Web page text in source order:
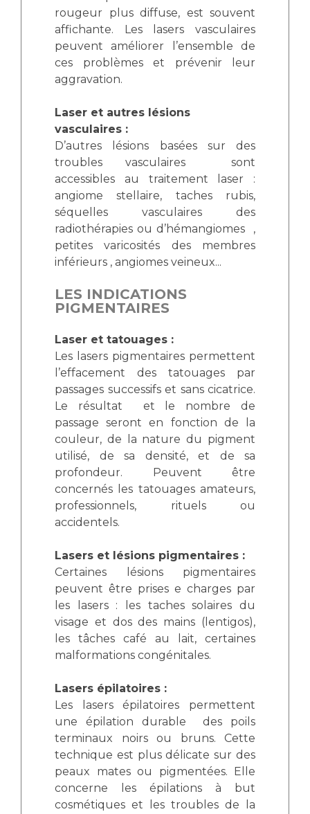
rougeur plus diffuse, est souvent
affichante. Les lasers vasculaires
peuvent améliorer l’ensemble de
ces problèmes et prévenir leur
aggravation.
Laser et autres lésions
vasculaires :
D’autres lésions basées sur des
troubles vasculaires sont
accessibles au traitement laser :
angiome stellaire, taches rubis,
séquelles vasculaires des
radiothérapies ou d’hémangiomes ,
petites varicosités des membres
inférieurs , angiomes veineux...
LES INDICATIONS
PIGMENTAIRES
Laser et tatouages :
Les lasers pigmentaires permettent
l’effacement des tatouages par
passages successifs et sans cicatrice.
Le résultat et le nombre de
passage seront en fonction de la
couleur, de la nature du pigment
utilisé, de sa densité, et de sa
profondeur. Peuvent être
concernés les tatouages amateurs,
professionnels, rituels ou
accidentels.
Lasers et lésions pigmentaires :
Certaines lésions pigmentaires
peuvent être prises e charges par
les lasers : les taches solaires du
visage et dos des mains (lentigos),
les tâches café au lait, certaines
malformations congénitales.
Lasers épilatoires :
Les lasers épilatoires permettent
une épilation durable des poils
terminaux noirs ou bruns. Cette
technique est plus délicate sur des
peaux mates ou pigmentées. Elle
concerne les épilations à but
cosmétiques et les troubles de la